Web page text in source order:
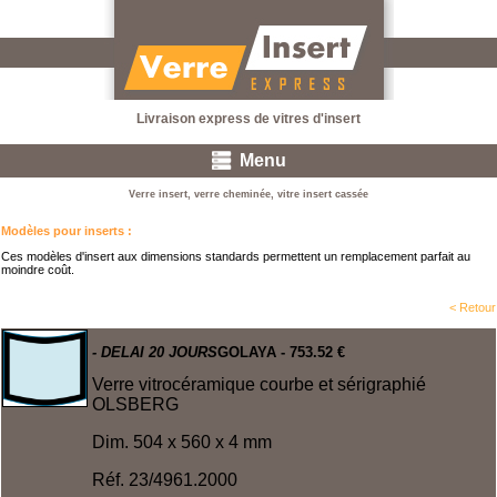
Livraison express de vitres d'insert
Menu
Verre insert, verre cheminée, vitre insert cassée
Modèles pour inserts :
Ces modèles d'insert aux dimensions standards permettent un remplacement parfait au
moindre coût.
< Retour
GOLAYA
- DELAI 20 JOURS - 753.52 €
Verre vitrocéramique courbe et sérigraphié
OLSBERG
Dim. 504 x 560 x 4 mm
Réf. 23/4961.2000